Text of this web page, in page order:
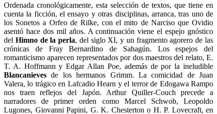
Ordenada cronológicamente, esta selección de textos, que tiene en
cuenta la ficción, el ensayo y otras disciplinas, arranca, tras uno de
los Sonetos a Orfeo de Rilke, con el mito de Narciso que Ovidio
asentó hace dos mil años. A continuación viene el espejo gnóstico
del Himno de la perla, del siglo XI, y un fragmento agorero de las
crónicas de Fray Bernardino de Sahagún. Los espejos del
romanticis­mo aparecen representados por dos maestros del relato, E.
T. A. Hoffmann y Edgar Allan Poe, además de por la ineludible
Blancanieves de los hermanos Grimm. La comicidad de Juan
Valera, lo trágico en Lafcadio Hearn y el terror de Edogawa Rampo
nos traen reflejos del Japón. Arthur Quiller-Couch precede a
narradores de primer orden como Marcel Schwob, Leopoldo
Lugones, Giovanni Papini, G. K. Chesterton o H. P. Lovecraft, en